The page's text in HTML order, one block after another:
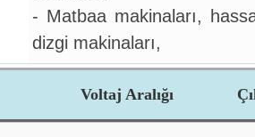
- Matbaa makinaları,
dizgi makinaları,
Voltaj Aralığı